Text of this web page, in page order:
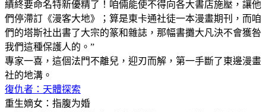
績終要命名特新優精了！咱倆能使不得向各大書店施壓，讓他
們停滯訂《漫客大地》；算是東卡通社徒一本漫畫期刊，而咱
們的塔斯社出書了大宗的篆和雜誌，那幅書攤大凡決不會獲咎
我們這種保護人的。”
專家一喜，這個法門不離兒，迎刃而解，第一手斷了東邊漫畫
社的地溝。
復仇者：天體探索
重生嫡女：指腹为婚